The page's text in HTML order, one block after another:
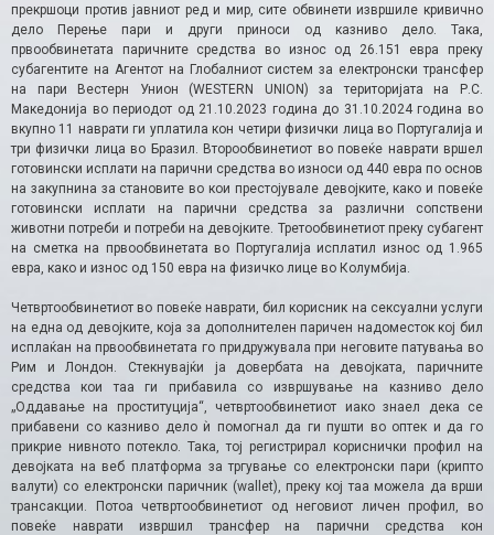
прекршоци против јавниот ред и мир, сите обвинети извршиле кривично
дело Перење пари и други приноси од казниво дело. Така,
првообвинетата паричните средства во износ од 26.151 евра преку
субагентите на Агентот на Глобалниот систем за електронски трансфер
на пари Вестерн Унион (WESTERN UNION) за територијата на Р.С.
Македонија во периодот од 21.10.2023 година до 31.10.2024 година во
вкупно 11 наврати ги уплатила кон четири физички лица во Португалија и
три физички лица во Бразил. Второобвинетиот во повеќе наврати вршел
готовински исплати на парични средства во износи од 440 евра по основ
на закупнина за становите во кои престојувале девојките, како и повеќе
готовински исплати на парични средства за различни сопствени
животни потреби и потреби на девојките. Третообвинетиот преку субагент
на сметка на првообвинетата во Португалија исплатил износ од 1.965
евра, како и износ од 150 евра на физичко лице во Колумбија.
Четвртообвинетиот во повеќе наврати, бил корисник на сексуални услуги
на една од девојките, која за дополнителен паричен надоместок кој бил
исплаќан на првообвинетата го придружувала при неговите патувања во
Рим и Лондон. Стекнувајќи ја довербата на девојката, паричните
средства кои таа ги прибавила со извршување на казниво дело
„Оддавање на проституција“, четвртообвинетиот иако знаел дека се
прибавени со казниво дело ѝ помогнал да ги пушти во оптек и да го
прикрие нивното потекло. Така, тој регистрирал кориснички профил на
девојката на веб платформа за тргување со електронски пари (крипто
валути) со електронски паричник (wallet), преку кој таа можела да врши
трансакции. Потоа четвртообвинетиот од неговиот личен профил, во
повеќе наврати извршил трансфер на парични средства кон